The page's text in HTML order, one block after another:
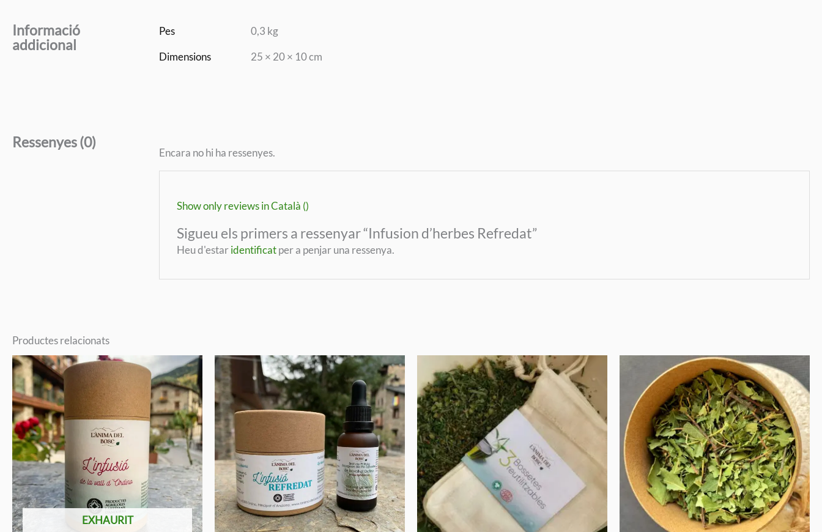
Informació
addicional
Pes
0,3 kg
Dimensions
25 × 20 × 10 cm
Ressenyes (0)
Encara no hi ha ressenyes.
Show only reviews in Català ()
Sigueu els primers a ressenyar “Infusion d’herbes Refredat”
Heu d'estaridentificatper a penjar una ressenya.
Productes relacionats
EXHAURIT